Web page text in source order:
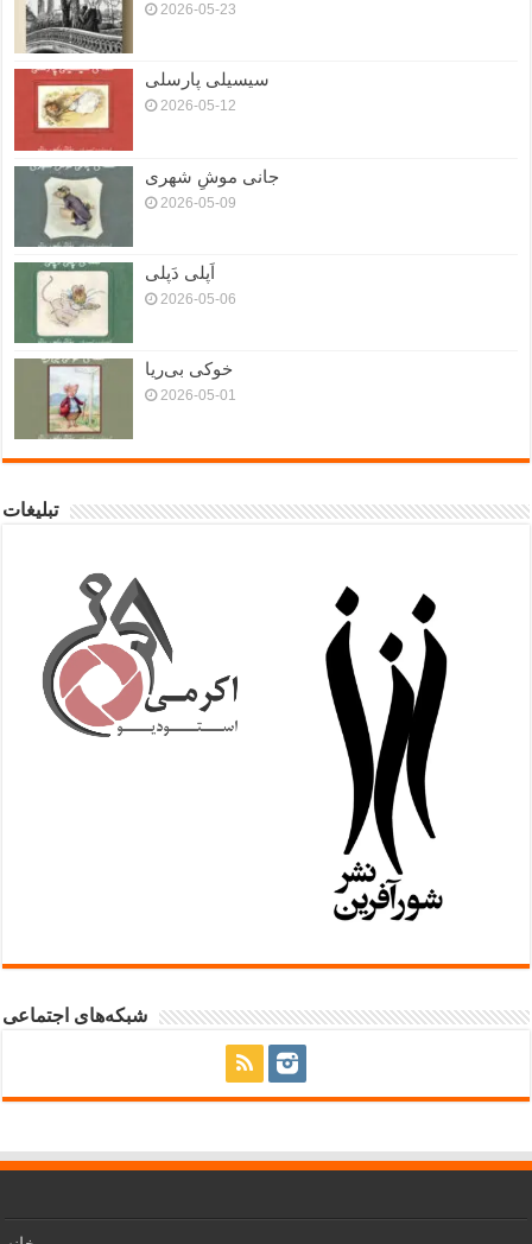
2026-05-23
سیسیلی پارسلی
2026-05-12
جانی موشِ شهری
2026-05-09
اَپلی دَپلی
2026-05-06
خوکی بی‌ریا
2026-05-01
تبلیغات
شبکه‌های اجتماعی